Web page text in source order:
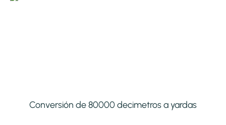
Conversión de 80000 decimetros a yardas